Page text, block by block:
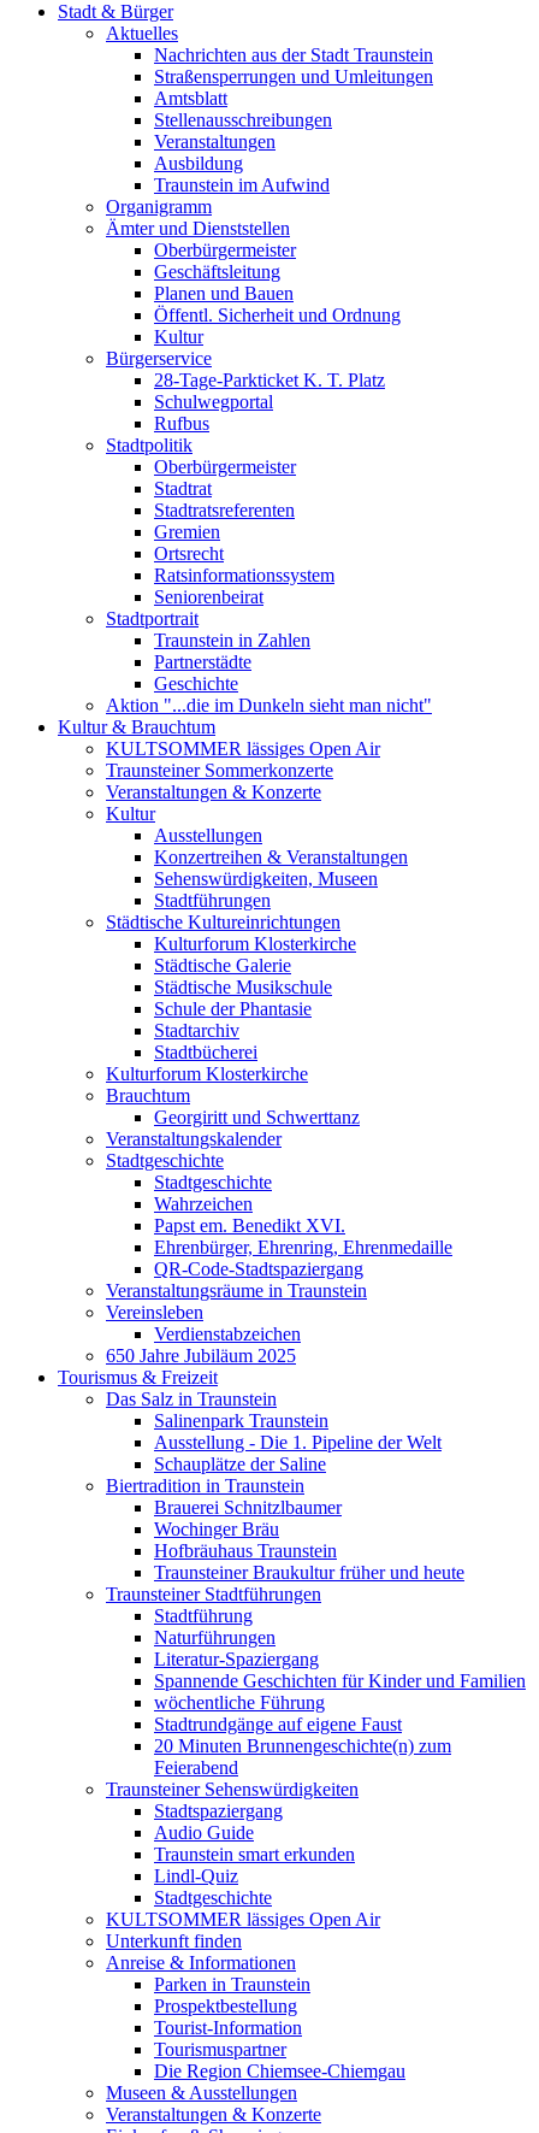
Stadt & Bürger
Aktuelles
Nachrichten aus der Stadt Traunstein
Straßensperrungen und Umleitungen
Amtsblatt
Stellenausschreibungen
Veranstaltungen
Ausbildung
Traunstein im Aufwind
Organigramm
Ämter und Dienststellen
Oberbürgermeister
Geschäftsleitung
Planen und Bauen
Öffentl. Sicherheit und Ordnung
Kultur
Bürgerservice
28-Tage-Parkticket K. T. Platz
Schulwegportal
Rufbus
Stadtpolitik
Oberbürgermeister
Stadtrat
Stadtratsreferenten
Gremien
Ortsrecht
Ratsinformationssystem
Seniorenbeirat
Stadtportrait
Traunstein in Zahlen
Partnerstädte
Geschichte
Aktion "...die im Dunkeln sieht man nicht"
Kultur & Brauchtum
KULTSOMMER lässiges Open Air
Traunsteiner Sommerkonzerte
Veranstaltungen & Konzerte
Kultur
Ausstellungen
Konzertreihen & Veranstaltungen
Sehenswürdigkeiten, Museen
Stadtführungen
Städtische Kultureinrichtungen
Kulturforum Klosterkirche
Städtische Galerie
Städtische Musikschule
Schule der Phantasie
Stadtarchiv
Stadtbücherei
Kulturforum Klosterkirche
Brauchtum
Georgiritt und Schwerttanz
Veranstaltungskalender
Stadtgeschichte
Stadtgeschichte
Wahrzeichen
Papst em. Benedikt XVI.
Ehrenbürger, Ehrenring, Ehrenmedaille
QR-Code-Stadtspaziergang
Veranstaltungsräume in Traunstein
Vereinsleben
Verdienstabzeichen
650 Jahre Jubiläum 2025
Tourismus & Freizeit
Das Salz in Traunstein
Salinenpark Traunstein
Ausstellung - Die 1. Pipeline der Welt
Schauplätze der Saline
Biertradition in Traunstein
Brauerei Schnitzlbaumer
Wochinger Bräu
Hofbräuhaus Traunstein
Traunsteiner Braukultur früher und heute
Traunsteiner Stadtführungen
Stadtführung
Naturführungen
Literatur-Spaziergang
Spannende Geschichten für Kinder und Familien
wöchentliche Führung
Stadtrundgänge auf eigene Faust
20 Minuten Brunnengeschichte(n) zum
Feierabend
Traunsteiner Sehenswürdigkeiten
Stadtspaziergang
Audio Guide
Traunstein smart erkunden
Lindl-Quiz
Stadtgeschichte
KULTSOMMER lässiges Open Air
Unterkunft finden
Anreise & Informationen
Parken in Traunstein
Prospektbestellung
Tourist-Information
Tourismuspartner
Die Region Chiemsee-Chiemgau
Museen & Ausstellungen
Veranstaltungen & Konzerte